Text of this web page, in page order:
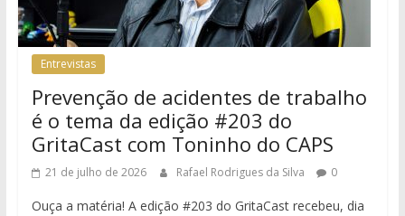
Entrevistas
Prevenção de acidentes de trabalho
é o tema da edição #203 do
GritaCast com Toninho do CAPS
21 de julho de 2026 Rafael Rodrigues da Silva 0
Ouça a matéria! A edição #203 do GritaCast recebeu, dia